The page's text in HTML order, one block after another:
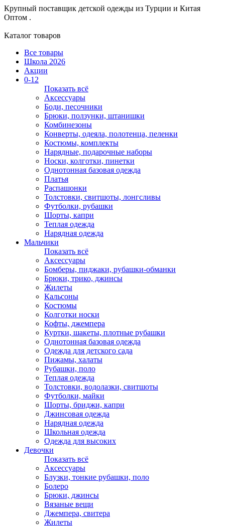
Крупный поставщик детской одежды из Турции и Китая
Оптом .
Каталог товаров
Все товары
Школа 2026
Акции
0-12
Показать всё
Аксессуары
Боди, песочники
Брюки, ползунки, штанишки
Комбинезоны
Конверты, одеяла, полотенца, пеленки
Костюмы, комплекты
Нарядные, подарочные наборы
Носки, колготки, пинетки
Однотонная базовая одежда
Платья
Распашонки
Толстовки, свитшоты, лонгсливы
Футболки, рубашки
Шорты, капри
Теплая одежда
Нарядная одежда
Мальчики
Показать всё
Аксессуары
Бомберы, пиджаки, рубашки-обманки
Брюки, трико, джинсы
Жилеты
Кальсоны
Костюмы
Колготки носки
Кофты, джемпера
Куртки, шакеты, плотные рубашки
Однотонная базовая одежда
Одежда для детского сада
Пижамы, халаты
Рубашки, поло
Теплая одежда
Толстовки, водолазки, свитшоты
Футболки, майки
Шорты, бриджи, капри
Джинсовая одежда
Нарядная одежда
Школьная одежда
Одежда для высоких
Девочки
Показать всё
Аксессуары
Блузки, тонкие рубашки, поло
Болеро
Брюки, джинсы
Вязаные вещи
Джемпера, свитера
Жилеты